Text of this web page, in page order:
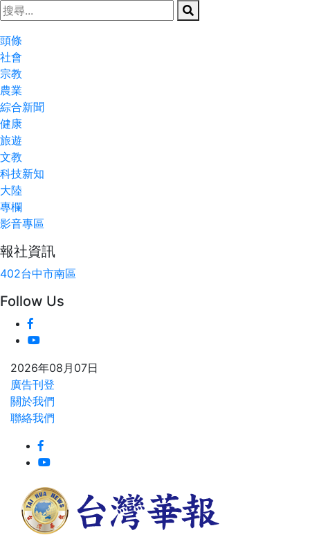
頭條
社會
宗教
農業
綜合新聞
健康
旅遊
文教
科技新知
大陸
專欄
影音專區
報社資訊
402台中市南區
Follow Us
2026年08月07日
廣告刊登
關於我們
聯絡我們